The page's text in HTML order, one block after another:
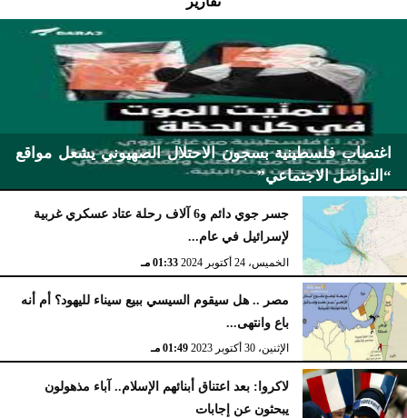
اغتصاب فلسطينية بسجون الاحتلال الصهيوني يشعل مواقع
“التواصل الاجتماعي”
الجمعة، 14 نوفمبر 2025 12:18 مـ
جسر جوي دائم و6 آلاف رحلة عتاد عسكري غربية
لإسرائيل في عام...
الخميس، 24 أكتوبر 2024 01:33 مـ
مصر .. هل سيقوم السيسي ببيع سيناء لليهود؟ أم أنه
باع وانتهى...
الإثنين، 30 أكتوبر 2023 01:49 مـ
لاكروا: بعد اعتناق أبنائهم الإسلام.. آباء مذهولون
يبحثون عن إجابات